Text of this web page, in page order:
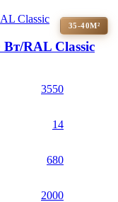
35-40М²
RAL Classic
3550
14
680
2000